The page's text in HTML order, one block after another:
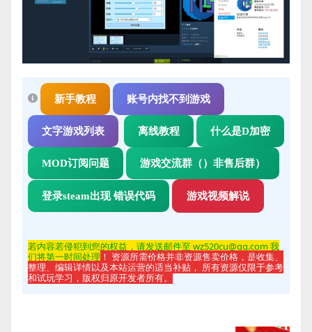
新手教程 账号内找不到游戏
文字游戏列表 离线教程 什么是D加密
MOD订阅问题 游戏交流群（）非售后群）
登录steam出现 错误代码 游戏视频解说
若内容若侵犯到您的权益，请发送邮件至 wz520cu@qq.com 我
们将第一时间处理 ！ 资源所需价格并非资源售卖价格，是收集、
整理、编辑详情以及本站运营的适当补贴， 所有资源仅限于参考
和试玩学习，版权归原开发者所有。